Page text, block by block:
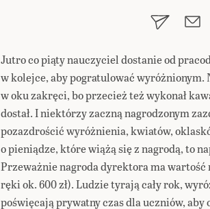
Jutro co piąty nauczyciel dostanie od
w kolejce, aby pogratulować wyróżnionym.
w oku zakręci, bo przecież też wykonał
dostał. I niektórzy zaczną nagrodzonym
pozazdrościć wyróżnienia, kwiatów,
o pieniądze, które wiążą się z nagrodą, to
Przeważnie nagroda dyrektora ma
ręki ok. 600 zł). Ludzie tyrają cały rok,
poświęcają prywatny czas dla uczniów,